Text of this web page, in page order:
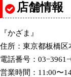
店舗情報
『かざま』
住所：東京都板橋区
電話番号：
営業時間：11:00〜